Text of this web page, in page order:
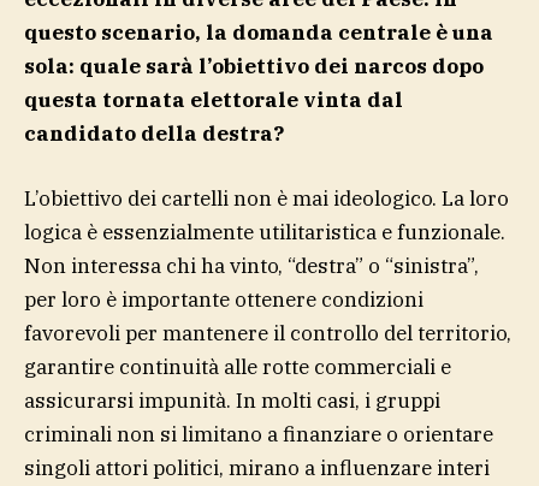
questo scenario, la domanda centrale è una
sola: quale sarà l’obiettivo dei narcos dopo
questa tornata elettorale vinta dal
candidato della destra?
L’obiettivo dei cartelli non è mai ideologico. La loro
logica è essenzialmente utilitaristica e funzionale.
Non interessa chi ha vinto, “destra” o “sinistra”,
per loro è importante ottenere condizioni
favorevoli per mantenere il controllo del territorio,
garantire continuità alle rotte commerciali e
assicurarsi impunità. In molti casi, i gruppi
criminali non si limitano a finanziare o orientare
singoli attori politici, mirano a influenzare interi